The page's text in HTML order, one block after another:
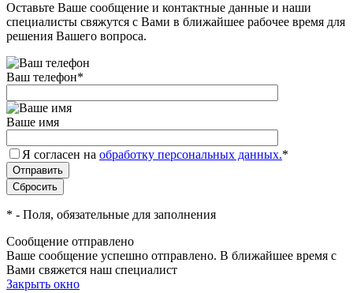
Оставьте Ваше сообщение и контактные данные и наши
специалисты свяжутся с Вами в ближайшее рабочее время для
решения Вашего вопроса.
Ваш телефон*
Ваше имя
Я согласен на обработку персональных данных.*
* - Поля, обязательные для заполнения
Сообщение отправлено
Ваше сообщение успешно отправлено. В ближайшее время с
Вами свяжется наш специалист
Закрыть окно